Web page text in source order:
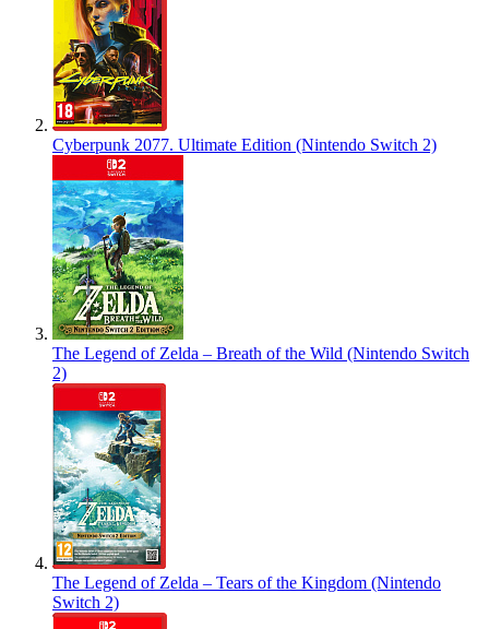
Cyberpunk 2077. Ultimate Edition (Nintendo Switch 2)
The Legend of Zelda – Breath of the Wild (Nintendo Switch
2)
The Legend of Zelda – Tears of the Kingdom (Nintendo
Switch 2)